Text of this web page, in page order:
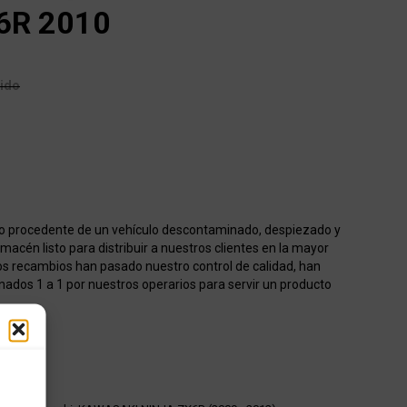
2010
procedente de un vehículo descontaminado, despiezado y
listo para distribuir a nuestros clientes en la mayor
recambios han pasado nuestro control de calidad, han
1 a 1 por nuestros operarios para servir un producto